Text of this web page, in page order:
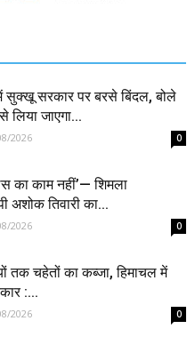
सुक्खू सरकार पर बरसे बिंदल, बोले
लिया जाएगा...
2026 0
का काम नहीं’— शिमला
अशोक तिवारी का...
2026 0
तक चहेतों का कब्जा, हिमाचल में
:...
2026 0